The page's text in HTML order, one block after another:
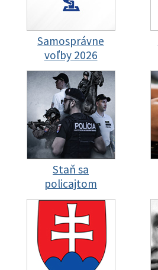
Samosprávne
voľby 2026
Staň sa
policajtom